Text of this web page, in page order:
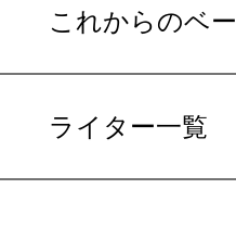
これからのベ
ライター一覧